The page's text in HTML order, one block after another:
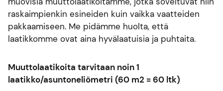
raskaimpienkin esineiden kuin vaikka vaatteiden
pakkaamiseen. Me pidämme huolta, että
laatikkomme ovat aina hyvälaatuisia ja puhtaita.
Muuttolaatikoita tarvitaan noin 1
laatikko/asuntoneliömetri (60 m2 = 60 ltk)